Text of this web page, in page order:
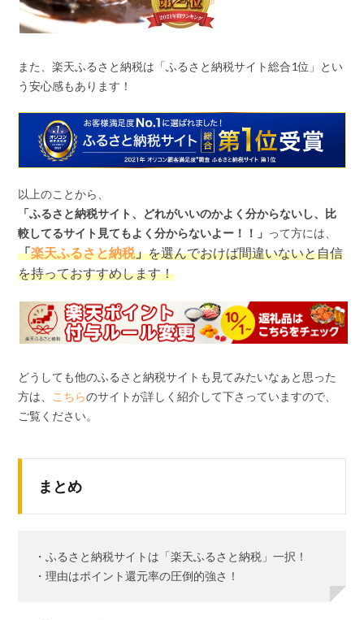
また、楽天ふるさと納税は「ふるさと納税サイト総合1位」とい
う安心感もあります！
以上のことから、
「ふるさと納税サイト、どれがいいのかよく分からないし、比
較してるサイト見てもよく分からないよー！！」 って方には、
「楽天ふるさと納税」を選んでおけば間違いないと自信
を持っておすすめします！
どうしても他のふるさと納税サイトも見てみたいなぁと思った
方は、 こちらのサイトが詳しく紹介して下さっていますので、
ご覧ください。
まとめ
・ふるさと納税サイトは「楽天ふるさと納税」一択！
・理由はポイント還元率の圧倒的強さ！